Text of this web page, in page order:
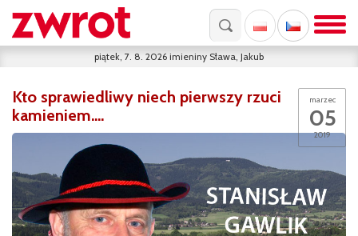
piątek, 7. 8. 2026 imieniny Sława, Jakub
marzec
05
2019
Kto sprawiedliwy niech pierwszy rzuci
kamieniem….